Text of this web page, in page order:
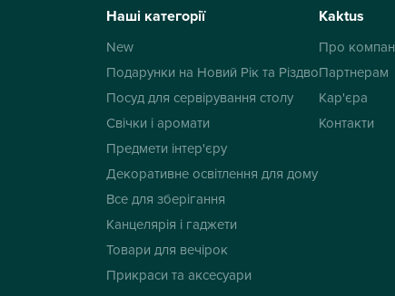
Наші категорії
New
Подарунки на Новий Рік та Різдво
Посуд для сервірування столу
Свічки і аромати
Предмети інтер'єру
Декоративне освітлення для дому
Все для зберігання
Канцелярія і гаджети
Товари для вечірок
Прикраси та аксесуари
Kaktus
Про
Партнерам
Кар'єра
Контакти